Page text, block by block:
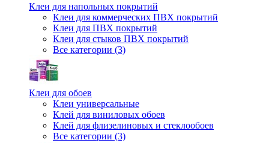
Клеи для напольных покрытий
Клеи для коммерческих ПВХ покрытий
Клеи для ПВХ покрытий
Клеи для стыков ПВХ покрытий
Все категории (3)
Клеи для обоев
Клеи универсальные
Клей для виниловых обоев
Клей для флизелиновых и стеклообоев
Все категории (3)